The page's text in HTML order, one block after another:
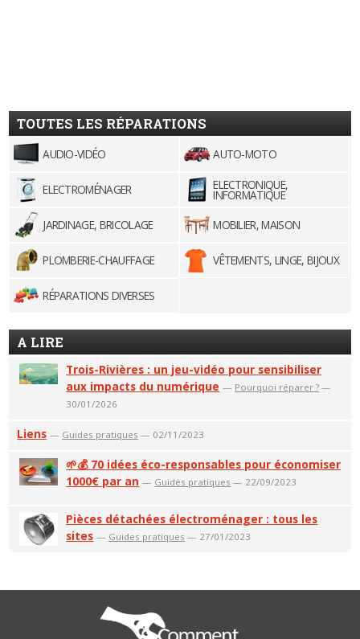
TOUTES LES RÉPARATIONS
AUDIO-VIDÉO AUTO-MOTO
ELECTROMÉNAGER ELECTRONIQUE,
INFORMATIQUE
JARDINAGE, BRICOLAGE
MOBILIER, MAISON
PLOMBERIE-CHAUFFAGE VÊTEMENTS, LINGE, BIJOUX
RÉPARATIONS DIVERSES
A LIRE
Trois-Rivières : un jeu-vidéo pour sensibiliser
aux impacts du numérique — Pourquoi réparer ? —
30/01/2026
Liens — Guides pratiques — 02/11/2023
🌱💰 70 idées éco-responsables pour économiser
1000€ par an — Guides pratiques — 22/09/2023
Pièces détachées électroménager : tous les
sites — Guides pratiques — 27/01/2023